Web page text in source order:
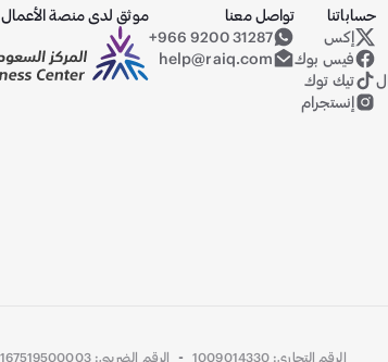
حساباتنا
حساب رايق على منصة إكس (تويتر سابقاً)
إكس
فيس بوك
تيك توك
إنستجرام
تواصل معنا
+966 9200 31287
help@raiq.com
موثق لدى منصة الأعمال
الرقم الضريبي: 312167519500003 - الرقم التجاري: 1009014330